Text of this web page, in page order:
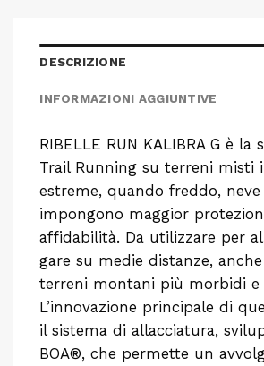
DESCRIZIONE
INFORMAZIONI AGGIUNTIVE
RIBELLE RUN KALIBRA G è la
Trail Running su terreni misti
estreme, quando freddo, neve
impongono maggior
affidabilità. Da utilizzare per
gare su medie distanze,
terreni montani più morbidi e
L’innovazione principale di
il sistema di allacciatura,
BOA®, che permette un